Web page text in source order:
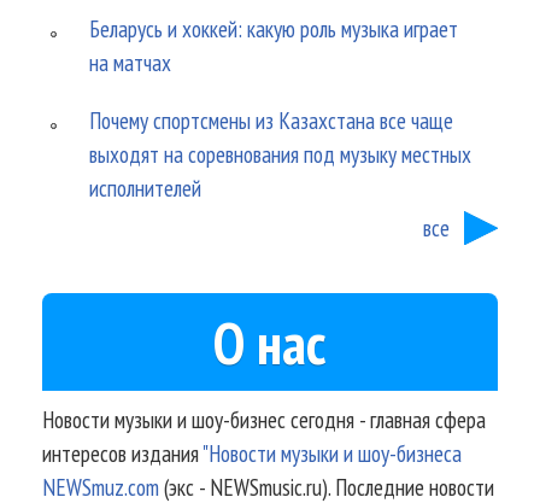
Беларусь и хоккей: какую роль музыка играет
на матчах
Почему спортсмены из Казахстана все чаще
выходят на соревнования под музыку местных
исполнителей
все
О нас
Новости музыки и шоу-бизнес сегодня - главная сфера
интересов издания"Новости музыки и шоу-бизнеса
NEWSmuz.com(экс - NEWSmusic.ru). Последние новости